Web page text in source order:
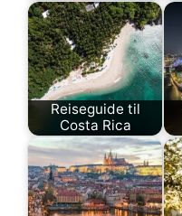
Reiseguide til
Costa Rica